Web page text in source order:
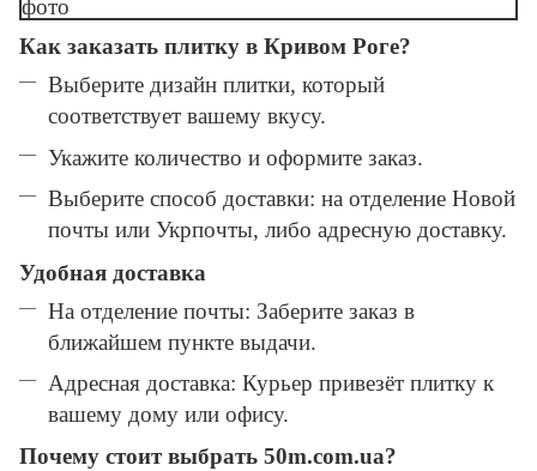
Как заказать плитку в Кривом Роге?
Выберите дизайн плитки, который
соответствует вашему вкусу.
Укажите количество и оформите заказ.
Выберите способ доставки: на отделение Новой
почты или Укрпочты, либо адресную доставку.
Удобная доставка
На отделение почты: Заберите заказ в
ближайшем пункте выдачи.
Адресная доставка: Курьер привезёт плитку к
вашему дому или офису.
Почему стоит выбрать 50m.com.ua?